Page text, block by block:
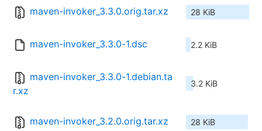
maven-invoker_3.3.0.orig.tar.xz 28 KiB
maven-invoker_3.3.0-1.dsc 2.2 KiB
maven-invoker_3.3.0-1.debian.ta
r.xz
3.2 KiB
maven-invoker_3.2.0.orig.tar.xz 28 KiB